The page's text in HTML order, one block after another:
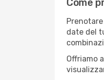
Come
date del
Offriamo